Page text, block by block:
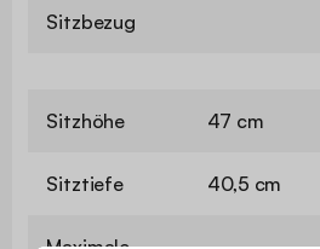
Sitzbezug
Sitzhöhe 47 cm
Sitztiefe 40,5 cm